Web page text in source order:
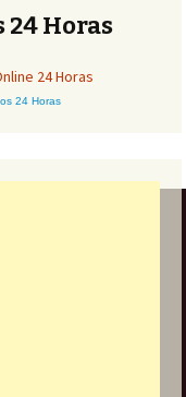
24 Horas
24 Horas
24 Horas